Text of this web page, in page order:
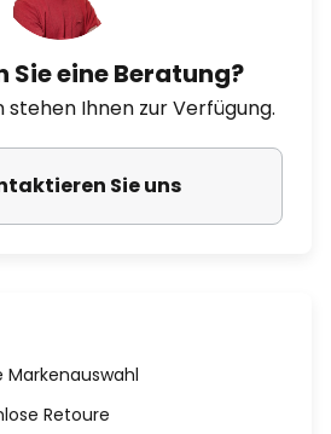
Sie eine Beratung?
stehen Ihnen zur Verfügung.
Sie uns
Markenauswahl
Retoure